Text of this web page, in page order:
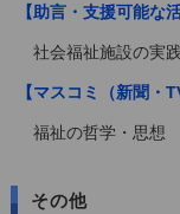
【助言・支援可能な
社会福祉施設の実践
【マスコミ（新聞・
福祉の哲学・思想
その他